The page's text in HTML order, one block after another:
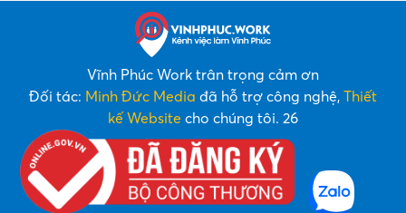
Vĩnh Phúc Work trân trọng cảm ơn
Đối tác: Minh Đức Media đã hỗ trợ công nghệ, Thiết
kế Website cho chúng tôi. 26